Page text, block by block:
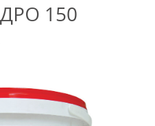
150